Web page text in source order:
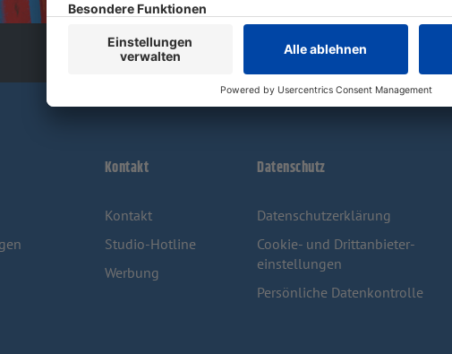
Kontakt
Kontakt
Studio-Hotline
Werbung
Datenschutz
Datenschutzerklärung
Cookie- und Drittanbieter-
einstellungen
Persönliche Datenkontrolle